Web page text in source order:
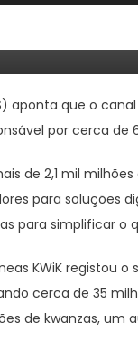
aponta que o
por cerca de
de 2,1 mil
para soluções
para simplificar o
KWiK registou
cerca de 35
de kwanzas, um